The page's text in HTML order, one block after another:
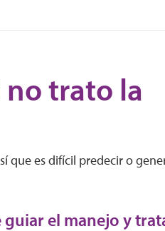
no trato la
que es difícil predecir o
guiar el manejo y